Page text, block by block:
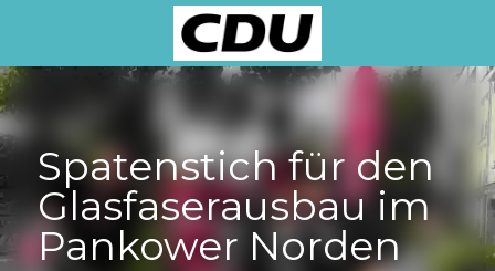
Spatenstich für den
Glasfaserausbau im
Pankower Norden